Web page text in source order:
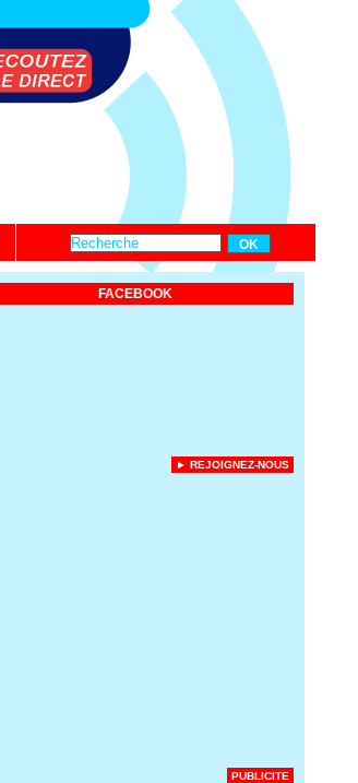
FACEBOOK
► REJOIGNEZ-NOUS
PUBLICITE